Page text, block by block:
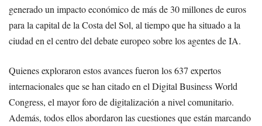
generado un impacto económico de más de 30 millones de euros
para la capital de la Costa del Sol, al tiempo que ha situado a la
ciudad en el centro del debate europeo sobre los agentes de IA.
Quienes exploraron estos avances fueron los 637 expertos
internacionales que se han citado en el Digital Business World
Congress, el mayor foro de digitalización a nivel comunitario.
Además, todos ellos abordaron las cuestiones que están marcando